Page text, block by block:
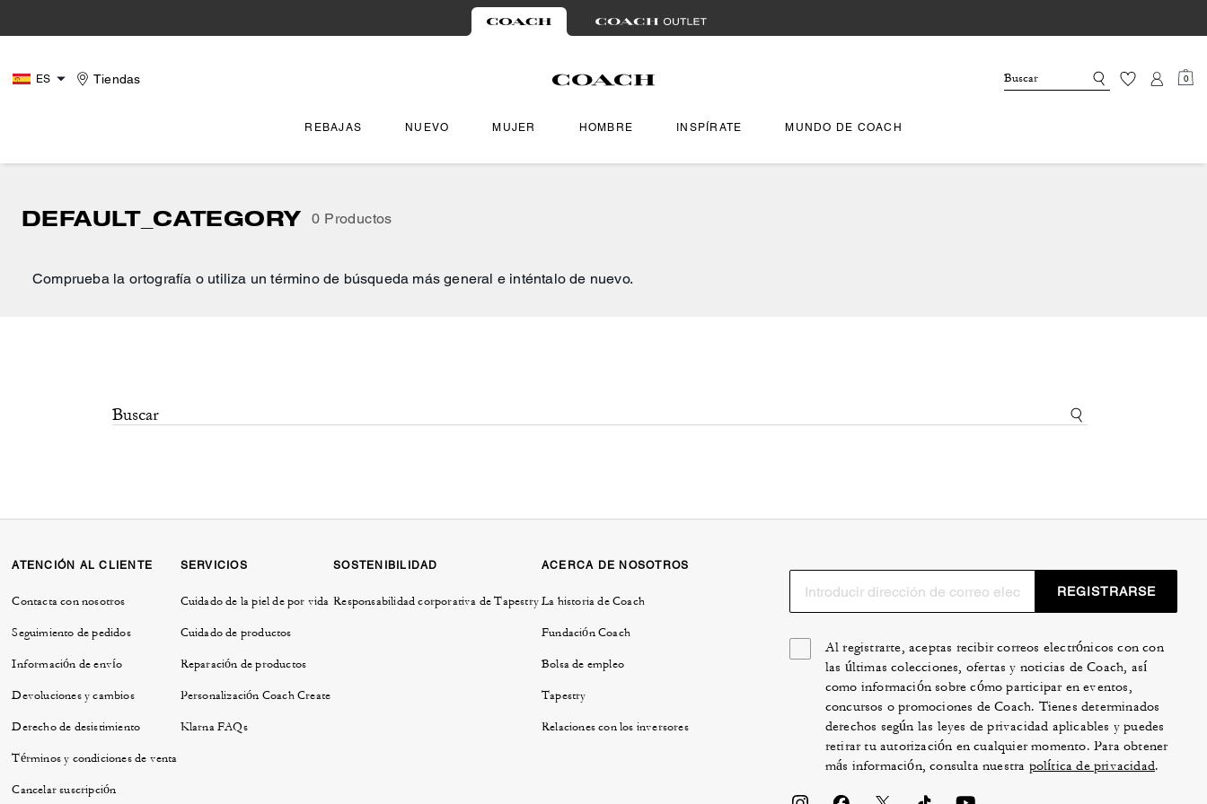
ES Tiendas 0
REBAJAS NUEVO MUJER HOMBRE INSPÍRATE MUNDO DE COACH
DEFAULT_CATEGORY 0 Productos
Comprueba la ortografía o utiliza un término de búsqueda más general e inténtalo de nuevo.
ATENCIÓN AL CLIENTE
Contacta con nosotros
Seguimiento de pedidos
Información de envío
Devoluciones y cambios
Derecho de desistimiento
Términos y condiciones de venta
Cancelar suscripción
SERVICIOS
Cuidado de la piel de por vida
Cuidado de productos
Reparación de productos
Personalización Coach Create
Klarna FAQs
SOSTENIBILIDAD
Responsabilidad corporativa de Tapestry
ACERCA DE NOSOTROS
La historia de Coach
Fundación Coach
Bolsa de empleo
Tapestry
Relaciones con los inversores
REGISTRARSE
Al registrarte, aceptas recibir correos electrónicos con con
las últimas colecciones, ofertas y noticias de Coach, así
como información sobre cómo participar en eventos,
concursos o promociones de Coach. Tienes determinados
derechos según las leyes de privacidad aplicables y puedes
retirar tu autorización en cualquier momento. Para obtener
más información, consulta nuestra política de privacidad.